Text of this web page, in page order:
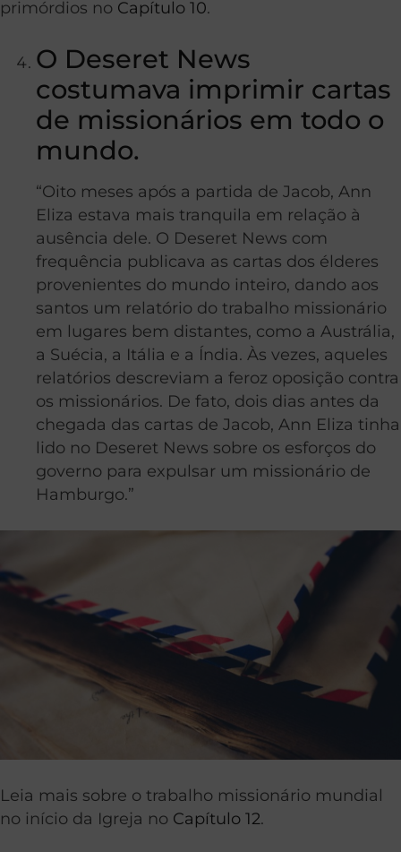
primórdios no Capítulo 10.
O Deseret News
costumava imprimir cartas
de missionários em todo o
mundo.
“Oito meses após a partida de Jacob, Ann
Eliza estava mais tranquila em relação à
ausência dele. O Deseret News com
frequência publicava as cartas dos élderes
provenientes do mundo inteiro, dando aos
santos um relatório do trabalho missionário
em lugares bem distantes, como a Austrália,
a Suécia, a Itália e a Índia. Às vezes, aqueles
relatórios descreviam a feroz oposição contra
os missionários. De fato, dois dias antes da
chegada das cartas de Jacob, Ann Eliza tinha
lido no Deseret News sobre os esforços do
governo para expulsar um missionário de
Hamburgo.”
Leia mais sobre o trabalho missionário mundial
no início da Igreja no Capítulo 12.